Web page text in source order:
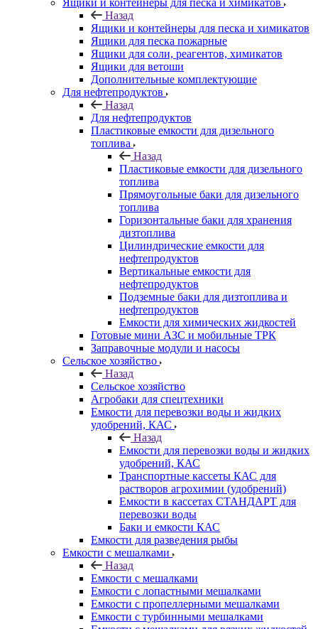
Ящики и контейнеры для песка и химикатов
Назад
Ящики и контейнеры для песка и химикатов
Ящики для песка пожарные
Ящики для соли, реагентов, химикатов
Ящики для ветоши
Дополнительные комплектующие
Для нефтепродуктов
Назад
Для нефтепродуктов
Пластиковые емкости для дизельного
топлива
Назад
Пластиковые емкости для дизельного
топлива
Прямоугольные баки для дизельного
топлива
Горизонтальные баки для хранения
дизтоплива
Цилиндрические емкости для
нефтепродуктов
Вертикальные емкости для
нефтепродуктов
Подземные баки для дизтоплива и
нефтепродуктов
Емкости для химических жидкостей
Готовые мини АЗС и мобильные ТРК
Заправочные модули и насосы
Сельское хозяйство
Назад
Сельское хозяйство
Агробаки для спецтехники
Емкости для перевозки воды и жидких
удобрений, КАС
Назад
Емкости для перевозки воды и жидких
удобрений, КАС
Транспортные кассеты КАС для
растворов агрохимии (удобрений)
Емкости в кассетах СТАНДАРТ для
перевозки воды
Баки и емкости КАС
Емкости для разведения рыбы
Емкости с мешалками
Назад
Емкости с мешалками
Емкости с лопастными мешалками
Емкости с пропеллерными мешалками
Емкости с турбинными мешалками